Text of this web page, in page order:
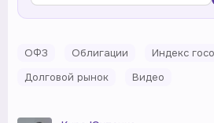
ОФЗ Облигации
Индекс
Долговой рынок
Видео